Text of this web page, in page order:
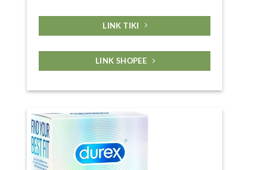
LINK TIKI
LINK SHOPEE